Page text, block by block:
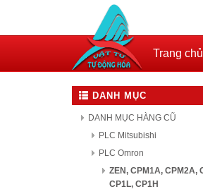
Trang chủ
DANH MỤC
DANH MỤC HÀNG CŨ
PLC Mitsubishi
PLC Omron
ZEN, CPM1A, CPM2A,
CP1L, CP1H